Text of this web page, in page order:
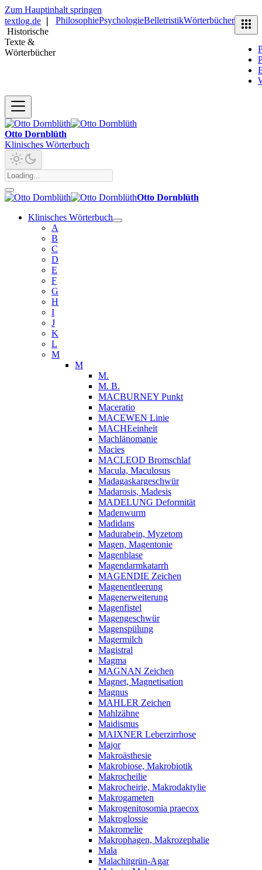
Zum Hauptinhalt springen
textlog.de
Historische
Texte &
Wörterbücher
PhilosophiePsychologieBelletristikWörterbücher
Otto Dornblüth
Klinisches Wörterbuch
Otto Dornblüth
Klinisches Wörterbuch
A
B
C
D
E
F
G
H
I
J
K
L
M
M
M.
M. B.
MACBURNEY Punkt
Maceratio
MACEWEN Linie
MACHEeinheit
Machlänomanie
Macies
MACLEOD Bromschlaf
Macula, Maculosus
Madagaskargeschwür
Madarosis, Madesis
MADELUNG Deformität
Madenwurm
Madidans
Madurabein, Myzetom
Magen, Magentonie
Magenblase
Magendarmkatarrh
MAGENDIE Zeichen
Magenentleerung
Magenerweiterung
Magenfistel
Magengeschwür
Magenspülung
Magermilch
Magistral
Magma
MAGNAN Zeichen
Magnet, Magnetisation
Magnus
MAHLER Zeichen
Mahlzähne
Maidismus
MAIXNER Leberzirrhose
Major
Makroästhesie
Makrobiose, Makrobiotik
Makrocheilie
Makrocheirie, Makrodaktylie
Makrogameten
Makrogenitosomia praecox
Makroglossie
Makromelie
Makrophagen, Makrozephalie
Mala
Malachitgrün-Agar